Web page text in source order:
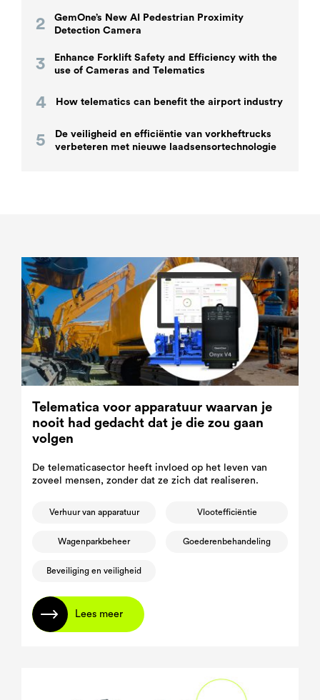
GemOne’s New AI Pedestrian Proximity
Detection Camera
Enhance Forklift Safety and Efficiency with the
use of Cameras and Telematics
How telematics can benefit the airport industry
De veiligheid en efficiëntie van vorkheftrucks
verbeteren met nieuwe laadsensortechnologie
Telematica voor apparatuur waarvan je
nooit had gedacht dat je die zou gaan
volgen
De telematicasector heeft invloed op het leven van
zoveel mensen, zonder dat ze zich dat realiseren.
Verhuur van apparatuur Vlootefficiëntie
Wagenparkbeheer Goederenbehandeling
Beveiliging en veiligheid
Lees meer